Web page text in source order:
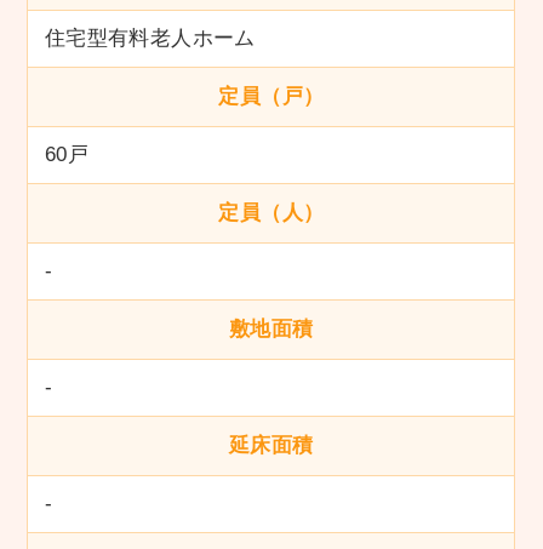
住宅型有料老人ホーム
定員（戸）
60戸
定員（人）
-
敷地面積
-
延床面積
-